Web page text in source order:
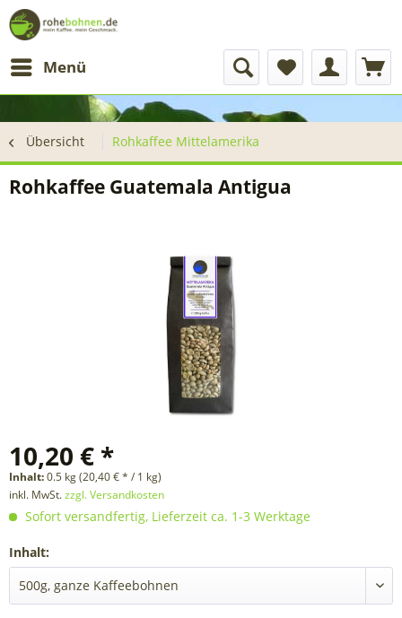
Menü
Übersicht Rohkaffee Mittelamerika
Rohkaffee Guatemala Antigua
10,20 € *
Inhalt:0.5 kg (20,40 € * / 1 kg)
inkl. MwSt.zzgl. Versandkosten
Sofort versandfertig, Lieferzeit ca. 1-3 Werktage
Inhalt: